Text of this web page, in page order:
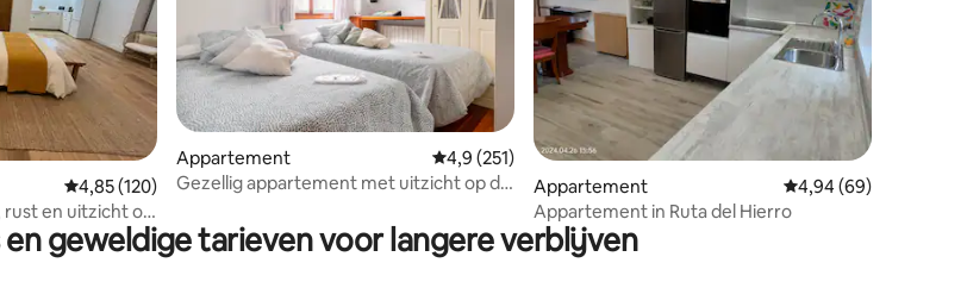
5, 57 recensies
Gemiddelde beoordeling van 4,85 op 5, 120 recensies
4,85 (120)
rust en uitzicht op
Appartement Gemiddelde beoordeling van 4,9 op 5, 251 recensies
4,9 (251)
Gezellig appartement met uitzicht op de
Appartement Gemiddelde
4,94 (69)
Appartement in Ruta del Hierro
geweldige tarieven voor langere verblijven